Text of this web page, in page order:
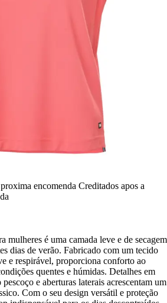
encomenda Creditados apos a
mulheres é uma camada leve e de secagem
dias de verão. Fabricado com um tecido
e respirável, proporciona conforto ao
quentes e húmidas. Detalhes em
e aberturas laterais acrescentam um
Com o seu design versátil e proteção